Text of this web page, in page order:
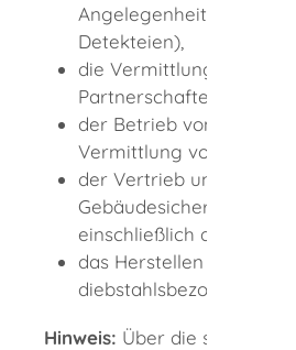
Angelegenheiten
Detekteien),
die Vermittlung von
Partnerschaften und
der Betrieb von
Vermittlung von
der Vertrieb und Einbau
einschließlich der
das Herstellen und
diebstahlsbezogener
Hinweis: Über die speziellen